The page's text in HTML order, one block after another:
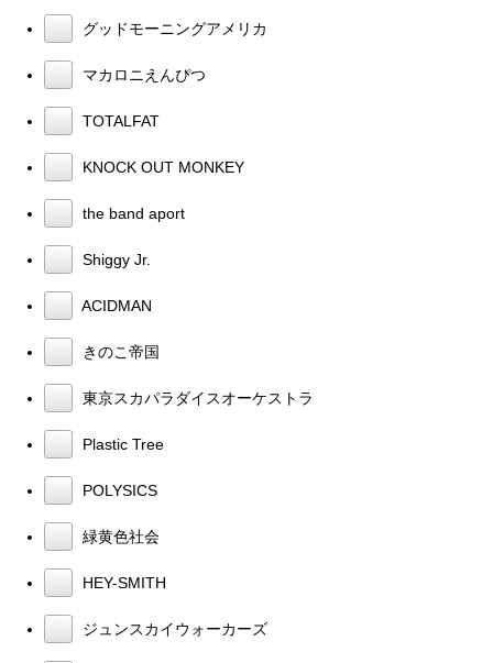
グッドモーニングアメリカ
マカロニえんぴつ
TOTALFAT
KNOCK OUT MONKEY
the band aport
Shiggy Jr.
ACIDMAN
きのこ帝国
東京スカパラダイスオーケストラ
Plastic Tree
POLYSICS
緑黄色社会
HEY-SMITH
ジュンスカイウォーカーズ